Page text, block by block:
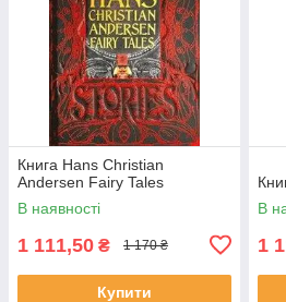
Книга Hans Christian
Andersen Fairy Tales
В наявності
1 111,50 ₴ 1 170 ₴
Купити
В
1